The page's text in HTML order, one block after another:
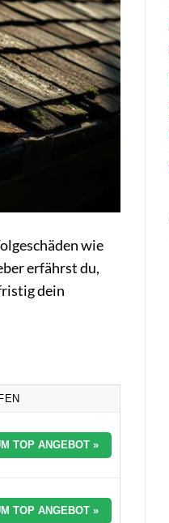
wie
erfährst du,
dein
TOP ANGEBOT »
TOP ANGEBOT »